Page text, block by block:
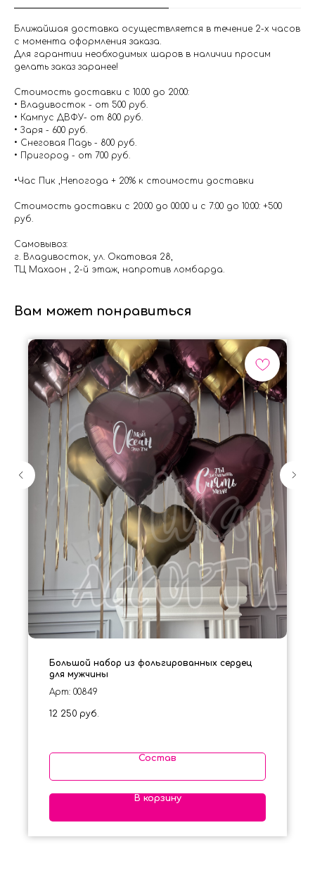
Ближайшая доставка осуществляется в течение 2-х часов
с момента оформления заказа.
Для гарантии необходимых шаров в наличии просим
делать заказ заранее!
Стоимость доставки с 10.00 до 20:00:
• Владивосток - от 500 руб.
• Кампус ДВФУ- от 800 руб.
• Заря - 600 руб.
• Снеговая Падь - 800 руб.
• Пригород - от 700 руб.
•Час Пик ,Непогода + 20% к стоимости доставки
Стоимость доставки с 20:00 до 00:00 и с 7:00 до 10:00: +500
руб.
Самовывоз:
г. Владивосток, ул. Окатовая 28,
ТЦ Махаон , 2-й этаж, напротив ломбарда.
Вам может понравиться
Большой набор из фольгированных сердец
для мужчины
Арт: 00849
12 250 руб.
Состав
В корзину